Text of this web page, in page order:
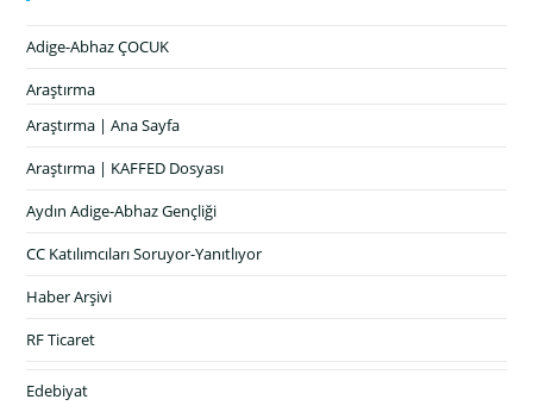
Adige-Abhaz ÇOCUK
Araştırma
Araştırma | Ana Sayfa
Araştırma | KAFFED Dosyası
Aydın Adige-Abhaz Gençliği
CC Katılımcıları Soruyor-Yanıtlıyor
Haber Arşivi
RF Ticaret
Edebiyat